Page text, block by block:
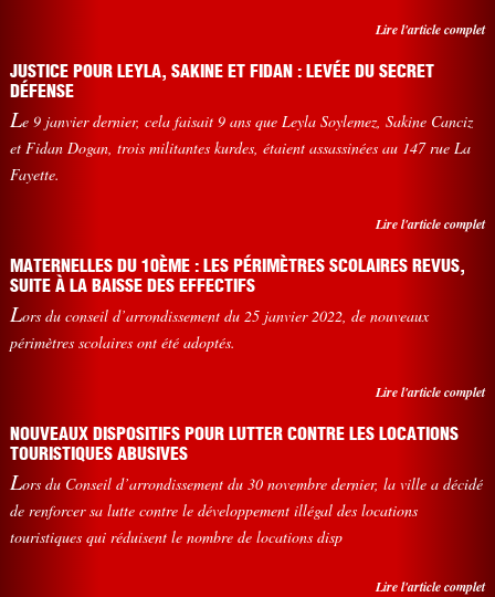
Lire l'article complet
JUSTICE POUR LEYLA, SAKINE ET FIDAN : LEVÉE DU SECRET
DÉFENSE
Le 9 janvier dernier, cela faisait 9 ans que Leyla Soylemez, Sakine Canciz
et Fidan Dogan, trois militantes kurdes, étaient assassinées au 147 rue La
Fayette.
Lire l'article complet
MATERNELLES DU 10ÈME : LES PÉRIMÈTRES SCOLAIRES REVUS,
SUITE À LA BAISSE DES EFFECTIFS
Lors du conseil d’arrondissement du 25 janvier 2022, de nouveaux
périmètres scolaires ont été adoptés.
Lire l'article complet
NOUVEAUX DISPOSITIFS POUR LUTTER CONTRE LES LOCATIONS
TOURISTIQUES ABUSIVES
Lors du Conseil d’arrondissement du 30 novembre dernier, la ville a décidé
de renforcer sa lutte contre le développement illégal des locations
touristiques qui réduisent le nombre de locations disp
Lire l'article complet